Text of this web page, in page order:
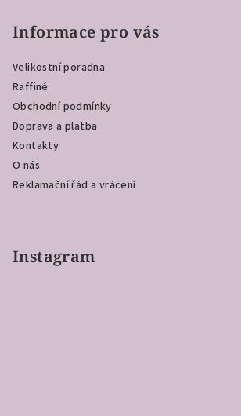
Informace pro vás
Velikostní poradna
Raffiné
Obchodní podmínky
Doprava a platba
Kontakty
O nás
Reklamační řád a vrácení
Instagram